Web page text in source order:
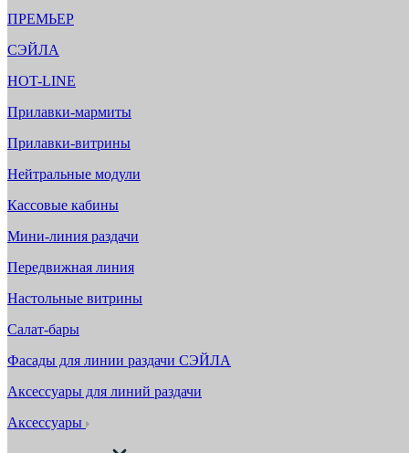
ПРЕМЬЕР
СЭЙЛА
HOT-LINE
Прилавки-мармиты
Прилавки-витрины
Нейтральные модули
Кассовые кабины
Мини-линия раздачи
Передвижная линия
Настольные витрины
Салат-бары
Фасады для линии раздачи СЭЙЛА
Аксессуары для линий раздачи
Аксессуары